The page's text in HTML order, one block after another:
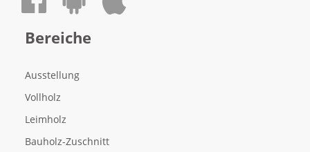
Bereiche
Ausstellung
Vollholz
Leimholz
Bauholz-Zuschnitt